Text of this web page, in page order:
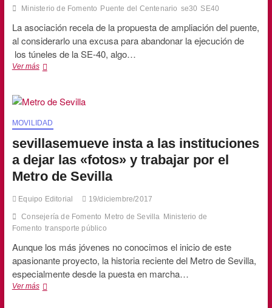
Ministerio de Fomento Puente del Centenario se30 SE40
La asociación recela de la propuesta de ampliación del puente,
al considerarlo una excusa para abandonar la ejecución de
los túneles de la SE-40, algo…
Ver mássevillasemueve
«parche»
el
Puente
del
Centenario
MOVILIDAD
sevillasemueve insta a las instituciones
a dejar las «fotos» y trabajar por el
Metro de Sevilla
Equipo Editorial 19/diciembre/2017
Consejería de Fomento Metro de Sevilla Ministerio de
Fomento transporte público
Aunque los más jóvenes no conocimos el inicio de este
apasionante proyecto, la historia reciente del Metro de Sevilla,
especialmente desde la puesta en marcha…
Ver mássevillasemueve